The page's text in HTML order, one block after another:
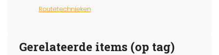
Routetechnieken
Gerelateerde items (op tag)